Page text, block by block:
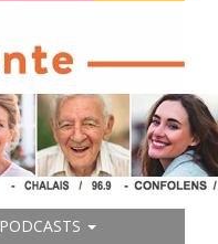
PODCASTS